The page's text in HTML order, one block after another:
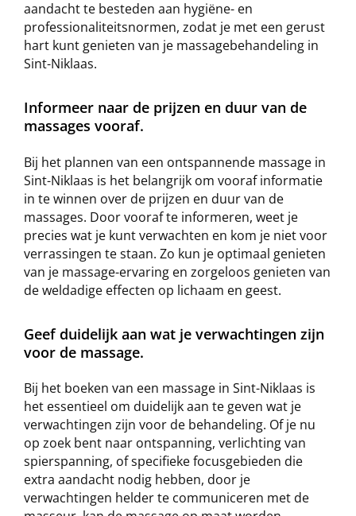
aandacht te besteden aan hygiëne- en
professionaliteitsnormen, zodat je met een gerust
hart kunt genieten van je massagebehandeling in
Sint-Niklaas.
Informeer naar de prijzen en duur van de
massages vooraf.
Bij het plannen van een ontspannende massage in
Sint-Niklaas is het belangrijk om vooraf informatie
in te winnen over de prijzen en duur van de
massages. Door vooraf te informeren, weet je
precies wat je kunt verwachten en kom je niet voor
verrassingen te staan. Zo kun je optimaal genieten
van je massage-ervaring en zorgeloos genieten van
de weldadige effecten op lichaam en geest.
Geef duidelijk aan wat je verwachtingen zijn
voor de massage.
Bij het boeken van een massage in Sint-Niklaas is
het essentieel om duidelijk aan te geven wat je
verwachtingen zijn voor de behandeling. Of je nu
op zoek bent naar ontspanning, verlichting van
spierspanning, of specifieke focusgebieden die
extra aandacht nodig hebben, door je
verwachtingen helder te communiceren met de